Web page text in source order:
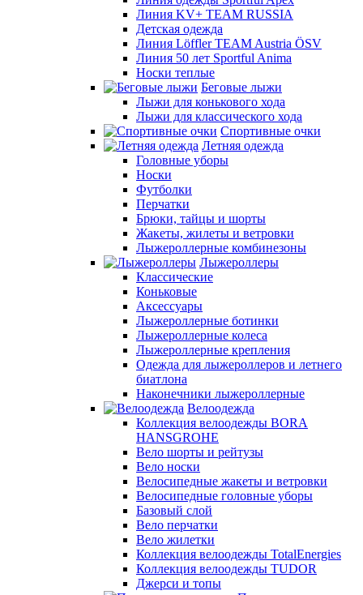
Линия KV+ TEAM RUSSIA
Детская одежда
Линия Löffler TEAM Austria ÖSV
Линия 50 лет Sportful Anima
Носки теплые
Беговые лыжи
Лыжи для конькового хода
Лыжи для классического хода
Спортивные очки
Летняя одежда
Головные уборы
Носки
Футболки
Перчатки
Брюки, тайцы и шорты
Жакеты, жилеты и ветровки
Лыжероллерные комбинезоны
Лыжероллеры
Классические
Коньковые
Аксессуары
Лыжероллерные ботинки
Лыжероллерные колеса
Лыжероллерные крепления
Одежда для лыжероллеров и летнего
биатлона
Наконечники лыжероллерные
Велоодежда
Коллекция велоодежды BORA
HANSGROHE
Вело шорты и рейтузы
Вело носки
Велосипедные жакеты и ветровки
Велосипедные головные уборы
Базовый слой
Вело перчатки
Вело жилетки
Коллекция велоодежды TotalEnergies
Коллекция велоодежды TUDOR
Джерси и топы